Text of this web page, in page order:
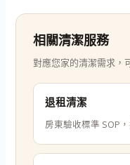
相關清潔服務
對應您家的清潔需求，
退租清潔
房東驗收標準 SOP